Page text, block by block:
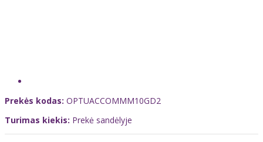
Prekės kodas: OPTUACCOMMM10GD2
Turimas kiekis: Prekė sandėlyje